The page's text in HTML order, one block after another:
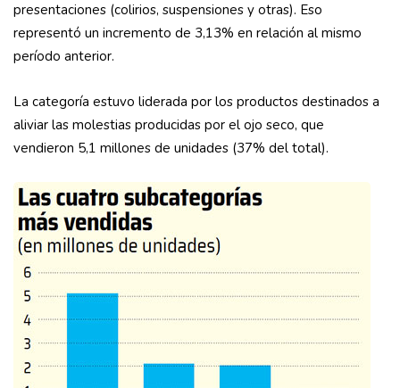
presentaciones (colirios, suspensiones y otras). Eso
representó un incremento de 3,13% en relación al mismo
período anterior.
La categoría estuvo liderada por los productos destinados a
aliviar las molestias producidas por el ojo seco, que
vendieron 5,1 millones de unidades (37% del total).